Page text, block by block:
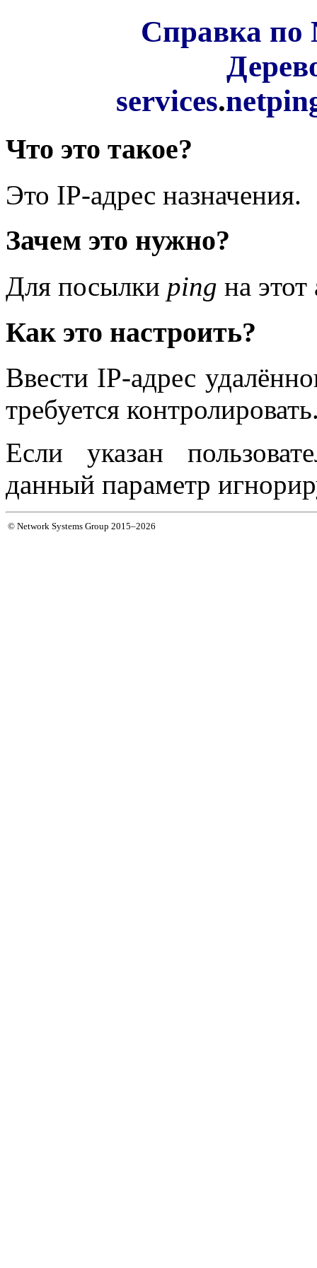
Справка по
services.
Что это такое?
Это IP-адрес назначения.
Зачем это нужно?
Для посылки ping на этот
Как это настроить?
Ввести IP-адрес
требуется
Если указан
данный параметр
© Network Systems Group 2015–2026